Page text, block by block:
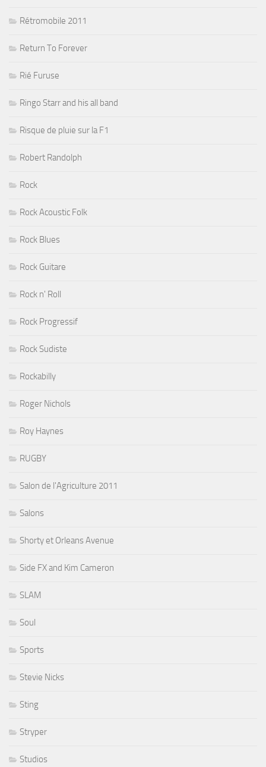
Rétromobile 2011
Return To Forever
Rié Furuse
Ringo Starr and his all band
Risque de pluie sur la F1
Robert Randolph
Rock
Rock Acoustic Folk
Rock Blues
Rock Guitare
Rock n' Roll
Rock Progressif
Rock Sudiste
Rockabilly
Roger Nichols
Roy Haynes
RUGBY
Salon de l'Agriculture 2011
Salons
Shorty et Orleans Avenue
Side FX and Kim Cameron
SLAM
Soul
Sports
Stevie Nicks
Sting
Stryper
Studios